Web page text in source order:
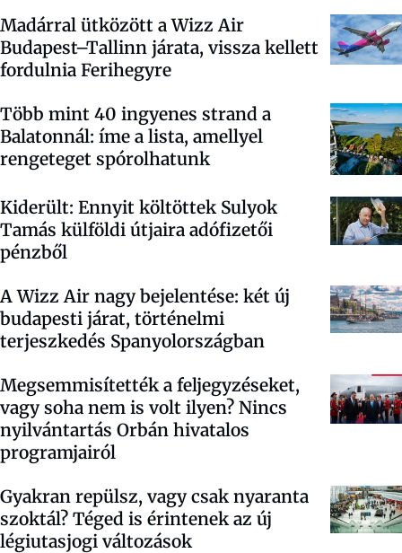
Madárral ütközött a Wizz Air
Budapest–Tallinn járata, vissza kellett
fordulnia Ferihegyre
Több mint 40 ingyenes strand a
Balatonnál: íme a lista, amellyel
rengeteget spórolhatunk
Kiderült: Ennyit költöttek Sulyok
Tamás külföldi útjaira adófizetői
pénzből
A Wizz Air nagy bejelentése: két új
budapesti járat, történelmi
terjeszkedés Spanyolországban
Megsemmisítették a feljegyzéseket,
vagy soha nem is volt ilyen? Nincs
nyilvántartás Orbán hivatalos
programjairól
Gyakran repülsz, vagy csak nyaranta
szoktál? Téged is érintenek az új
légiutasjogi változások